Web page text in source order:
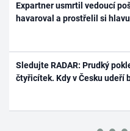
Expartner usmrtil vedoucí
havaroval a prostřelil si hlavu
Sledujte RADAR: Prudký
čtyřicítek. Kdy v Česku udeří